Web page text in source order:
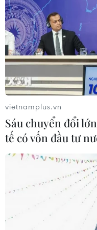
'Phù thủy Kim' sẽ
đường dài?
06/08/2026 08:25
HLV Kim Sang-sik:
hướng tới chiến
đầu bảng'
06/08/2026 07:25
Chủ tịch Liên đoàn
chịu sức ép chưa
Futsal Việt Nam bất
vietnamplus.vn
Sáu chuyển đổi
tế có vốn đầu tư